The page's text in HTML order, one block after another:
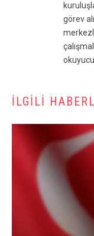
görev
İLGILI